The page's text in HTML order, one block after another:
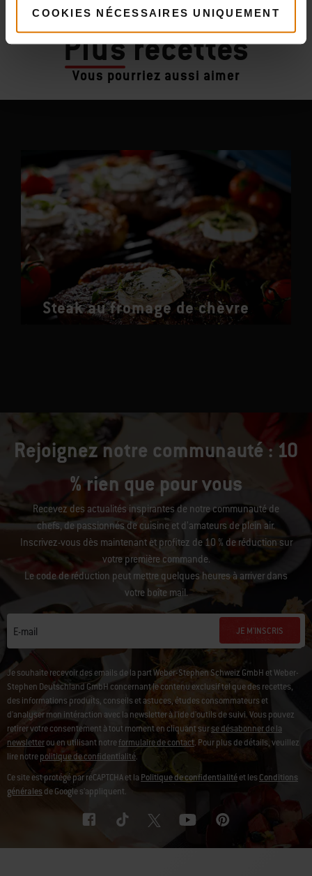
COOKIES NÉCESSAIRES UNIQUEMENT
Plusrecettes
Vous pourriez aussi aimer
Steak au fromage de chèvre
Rejoignez notre communauté : 10
% rien que pour vous
Recevez des actualités inspirantes de notre communauté de
chefs, de passionnés de cuisine et d’amateurs de plein air.
Inscrivez-vous dès maintenant et profitez de 10 % de réduction sur
votre première commande.
Le code de réduction peut mettre quelques heures à arriver dans
votre boîte mail.
E-mail JE M'INSCRIS
Je souhaite recevoir des emails de la part Weber-Stephen Schweiz GmbH et Weber-
Stephen Deutschland GmbH concernant le contenu exclusif tel que des recettes,
des informations produits, conseils et astuces, études consommateurs et
d'analyser mon intéraction avec la newsletter à l'ide d'outils de suivi. Vous pouvez
retirer votre consentement à tout moment en cliquant surse désabonner de la
newsletterou en utilisant notreformulaire de contact. Pour plus de détails, veuillez
lire notrepolitique de confidentialité.
Ce site est protégé par reCAPTCHA et la Politique de confidentialitéet lesConditions
généralesde Google s’appliquent.